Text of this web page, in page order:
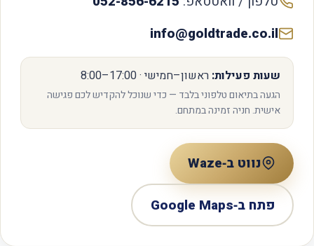
info@goldtrade.co.il
שעות פעילות: ראשון–חמישי ·8:00–17:00
הגעה בתיאום טלפוני בלבד — כדי שנוכל להקדיש לכם פגישה
אישית. חניה זמינה במתחם.
נווט ב‑Waze
פתח ב‑Google Maps